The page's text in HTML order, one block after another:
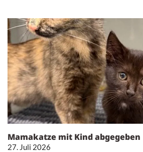
Mamakatze mit Kind abgegeben
27. Juli 2026